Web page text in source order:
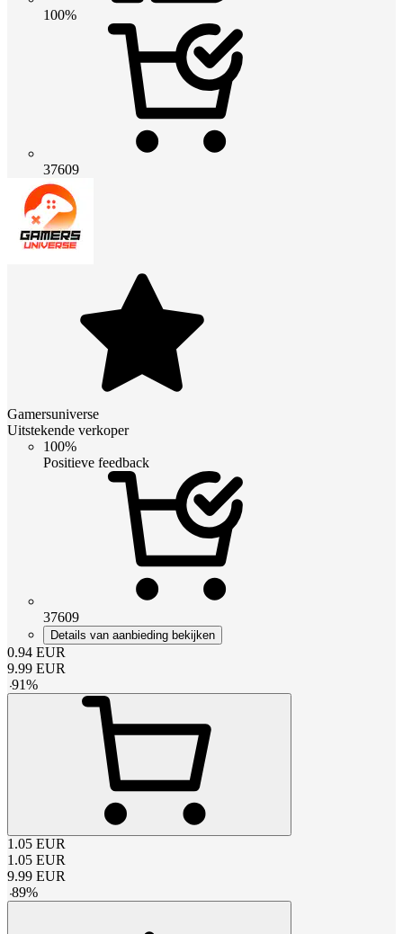
100%
37609
Gamersuniverse
Uitstekende verkoper
100%
Positieve feedback
37609
Details van aanbieding bekijken
0.94 EUR
9.99 EUR
-91%
1.05 EUR
1.05 EUR
9.99 EUR
-89%